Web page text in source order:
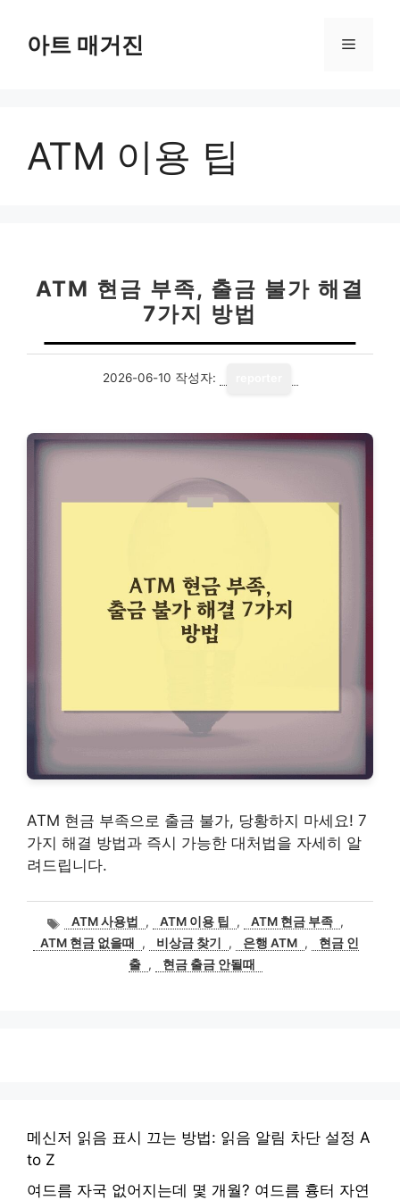
아트 매거진 메
ATM 이용 팁
ATM 현금 부족, 출금 불가 해결
7가지 방법
2026-06-10 작성자:
ATM 현금 부족으로 출금 불가, 당황하지 마세요! 7
가지 해결 방법과 즉시 가능한 대처법을 자세히 알
려드립니다.
태
그
ATM 사용법 , ATM 이용 팁 , ATM 현금 부족 ,
ATM 현금 없을때
, 비상금 찾기 , 은행 ATM ,
현금 인
출 , 현금 출금 안될때
메신저 읽음 표시 끄는 방법: 읽음 알림 차단 설정 A
to Z
여드름 자국 없어지는데 몇 개월? 여드름 흉터 자연